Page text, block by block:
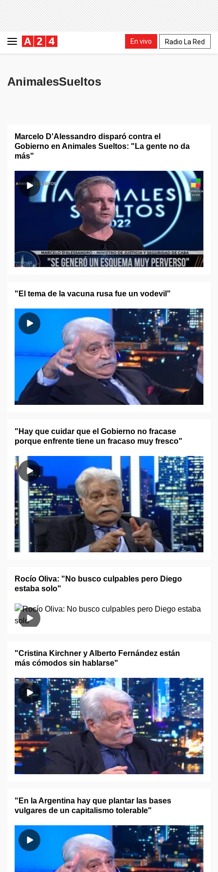
En vivo Radio La Red
AnimalesSueltos
Marcelo D'Alessandro disparó contra el
Gobierno en Animales Sueltos: "La gente no da
más"
"El tema de la vacuna rusa fue un vodevil"
"Hay que cuidar que el Gobierno no fracase
porque enfrente tiene un fracaso muy fresco"
Rocío Oliva: "No busco culpables pero Diego
estaba solo"
"Cristina Kirchner y Alberto Fernández están
más cómodos sin hablarse"
"En la Argentina hay que plantar las bases
vulgares de un capitalismo tolerable"